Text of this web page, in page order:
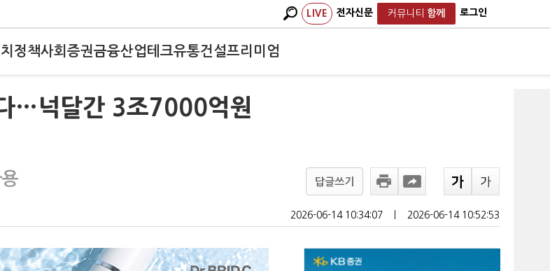
LIVE 전자신문 커뮤니티 함께 로그인
정책사회 증권금융산업테크유통건설프리미엄
…넉달간 3조7000억원
답글쓰기
2026-06-14 10:34:07 2026-06-14 10:52:53